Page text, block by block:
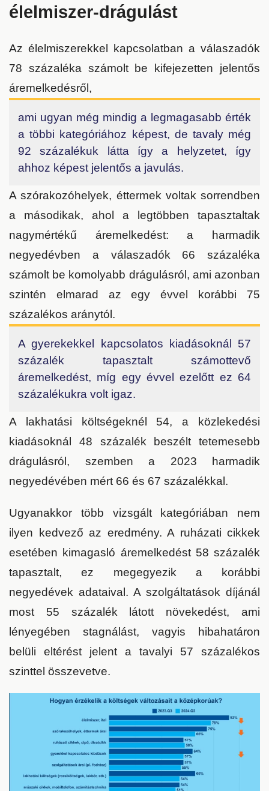
élelmiszer-drágulást
Az élelmiszerekkel kapcsolatban a válaszadók
78 százaléka számolt be kifejezetten jelentős
áremelkedésről,
ami ugyan még mindig a legmagasabb érték
a többi kategóriához képest, de tavaly még
92 százalékuk látta így a helyzetet, így
ahhoz képest jelentős a javulás.
A szórakozóhelyek, éttermek voltak sorrendben
a másodikak, ahol a legtöbben tapasztaltak
nagymértékű áremelkedést: a harmadik
negyedévben a válaszadók 66 százaléka
számolt be komolyabb drágulásról, ami azonban
szintén elmarad az egy évvel korábbi 75
százalékos aránytól.
A gyerekekkel kapcsolatos kiadásoknál 57
százalék tapasztalt számottevő
áremelkedést, míg egy évvel ezelőtt ez 64
százalékukra volt igaz.
A lakhatási költségeknél 54, a közlekedési
kiadásoknál 48 százalék beszélt tetemesebb
drágulásról, szemben a 2023 harmadik
negyedévében mért 66 és 67 százalékkal.
Ugyanakkor több vizsgált kategóriában nem
ilyen kedvező az eredmény. A ruházati cikkek
esetében kimagasló áremelkedést 58 százalék
tapasztalt, ez megegyezik a korábbi
negyedévek adataival. A szolgáltatások díjánál
most 55 százalék látott növekedést, ami
lényegében stagnálást, vagyis hibahatáron
belüli eltérést jelent a tavalyi 57 százalékos
szinttel összevetve.